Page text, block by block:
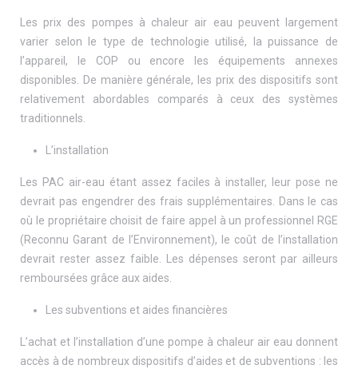
Les prix des pompes à chaleur air eau peuvent largement
varier selon le type de technologie utilisé, la puissance de
l’appareil, le COP ou encore les équipements annexes
disponibles. De manière générale, les prix des dispositifs sont
relativement abordables comparés à ceux des systèmes
traditionnels.
L’installation
Les PAC air-eau étant assez faciles à installer, leur pose ne
devrait pas engendrer des frais supplémentaires. Dans le cas
où le propriétaire choisit de faire appel à un professionnel RGE
(Reconnu Garant de l’Environnement), le coût de l’installation
devrait rester assez faible. Les dépenses seront par ailleurs
remboursées grâce aux aides.
Les subventions et aides financières
L’achat et l’installation d’une pompe à chaleur air eau donnent
accès à de nombreux dispositifs d’aides et de subventions : les